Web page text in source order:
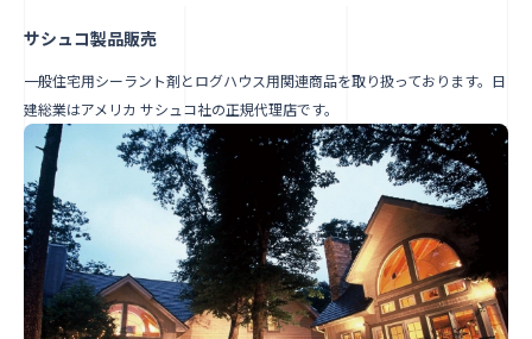
サシュコ製品販売
一般住宅用シーラント剤とログハウス用関連商品を取り扱っております。日
建総業はアメリカ サシュコ社の正規代理店です。